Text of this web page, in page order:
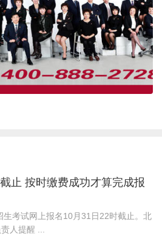
止 按时缴费成功才算完成报
考试网上报名10月31日22时截止。北
人提醒 ...